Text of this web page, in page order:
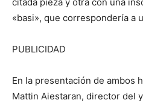
«basi», que correspondería a
PUBLICIDAD
En la presentación de ambos
Mattin Aiestaran, director del